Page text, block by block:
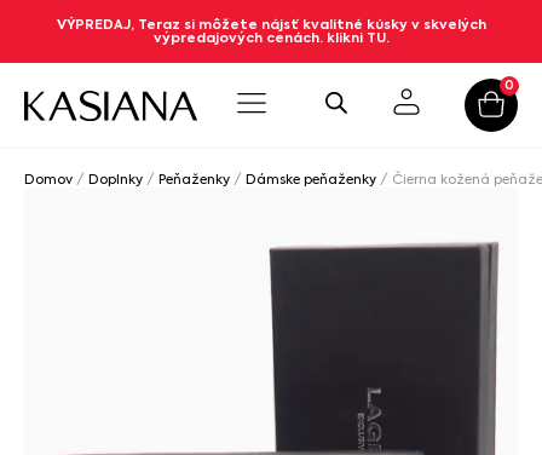
VÝPREDAJ, Teraz si môžete nájsť kvalitné kúsky v skvelých
výpredajových cenách. klikni TU.
0
Domov / Doplnky / Peňaženky / Dámske peňaženky / Čierna kožená